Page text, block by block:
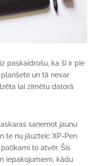
paskaidrošu, ka šī ir pie
un tā nevar
lai zīmētu datorā
saņemot jaunu
te nu jāuzteic XP-Pen
to atvēr. Šis
iepakojumiem, kādu